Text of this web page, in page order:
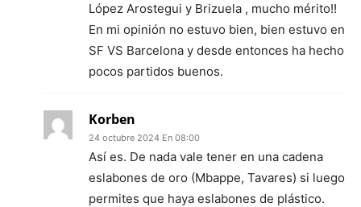
López Arostegui y Brizuela , mucho mérito!!
En mi opinión no estuvo bien, bien estuvo en
SF VS Barcelona y desde entonces ha hecho
pocos partidos buenos.
Korben
24 octubre 2024 En 08:00
Así es. De nada vale tener en una cadena
eslabones de oro (Mbappe, Tavares) si luego
permites que haya eslabones de plástico.